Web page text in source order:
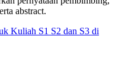
abstract.
Kuliah S1 S2 dan S3 di